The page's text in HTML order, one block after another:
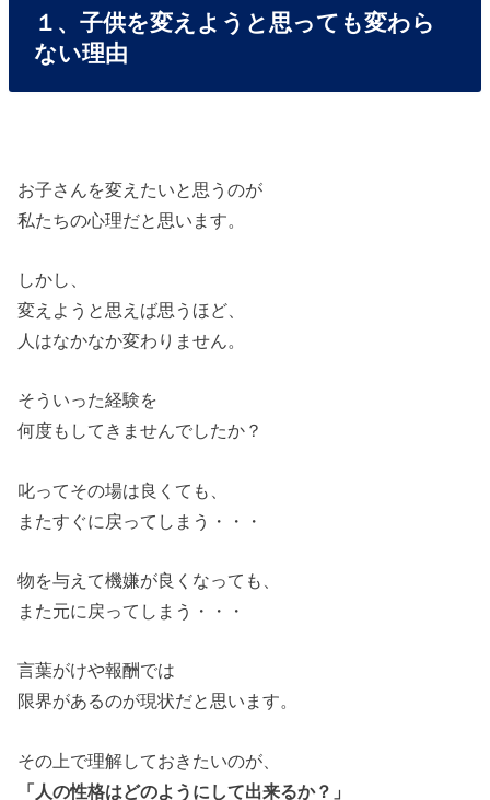
１、子供を変えようと思っても変わら
ない理由
お子さんを変えたいと思うのが
私たちの心理だと思います。
しかし、
変えようと思えば思うほど、
人はなかなか変わりません。
そういった経験を
何度もしてきませんでしたか？
叱ってその場は良くても、
またすぐに戻ってしまう・・・
物を与えて機嫌が良くなっても、
また元に戻ってしまう・・・
言葉がけや報酬では
限界があるのが現状だと思います。
その上で理解しておきたいのが、
「人の性格はどのようにして出来るか？」